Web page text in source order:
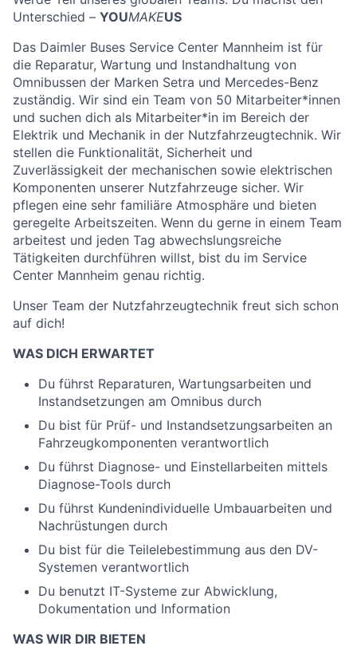
Unterschied – YOUMAKEUS
Das Daimler Buses Service Center Mannheim ist für
die Reparatur, Wartung und Instandhaltung von
Omnibussen der Marken Setra und Mercedes-Benz
zuständig. Wir sind ein Team von 50 Mitarbeiter*innen
und suchen dich als Mitarbeiter*in im Bereich der
Elektrik und Mechanik in der Nutzfahrzeugtechnik. Wir
stellen die Funktionalität, Sicherheit und
Zuverlässigkeit der mechanischen sowie elektrischen
Komponenten unserer Nutzfahrzeuge sicher. Wir
pflegen eine sehr familiäre Atmosphäre und bieten
geregelte Arbeitszeiten. Wenn du gerne in einem Team
arbeitest und jeden Tag abwechslungsreiche
Tätigkeiten durchführen willst, bist du im Service
Center Mannheim genau richtig.
Unser Team der Nutzfahrzeugtechnik freut sich schon
auf dich!
WAS DICH ERWARTET
Du führst Reparaturen, Wartungsarbeiten und
Instandsetzungen am Omnibus durch
Du bist für Prüf- und Instandsetzungsarbeiten an
Fahrzeugkomponenten verantwortlich
Du führst Diagnose- und Einstellarbeiten mittels
Diagnose-Tools durch
Du führst Kundenindividuelle Umbauarbeiten und
Nachrüstungen durch
Du bist für die Teilelebestimmung aus den DV-
Systemen verantwortlich
Du benutzt IT-Systeme zur Abwicklung,
Dokumentation und Information
WAS WIR DIR BIETEN